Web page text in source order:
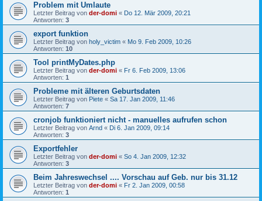
Problem mit Umlaute
Letzter Beitrag von der-domi « Do 12. Mär 2009, 20:21
Antworten: 3
export funktion
Letzter Beitrag von holy_victim « Mo 9. Feb 2009, 10:26
Antworten: 10
Tool printMyDates.php
Letzter Beitrag von der-domi « Fr 6. Feb 2009, 13:06
Antworten: 1
Probleme mit älteren Geburtsdaten
Letzter Beitrag von Piete « Sa 17. Jan 2009, 11:46
Antworten: 7
cronjob funktioniert nicht - manuelles aufrufen schon
Letzter Beitrag von Arnd « Di 6. Jan 2009, 09:14
Antworten: 3
Exportfehler
Letzter Beitrag von der-domi « So 4. Jan 2009, 12:32
Antworten: 3
Beim Jahreswechsel .... Vorschau auf Geb. nur bis 31.12
Letzter Beitrag von der-domi « Fr 2. Jan 2009, 00:58
Antworten: 1